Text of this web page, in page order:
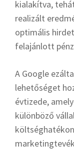
kialakítva,
realizált
optimális
felajánlott
A Google
lehetőséget
évtizede,
különböző